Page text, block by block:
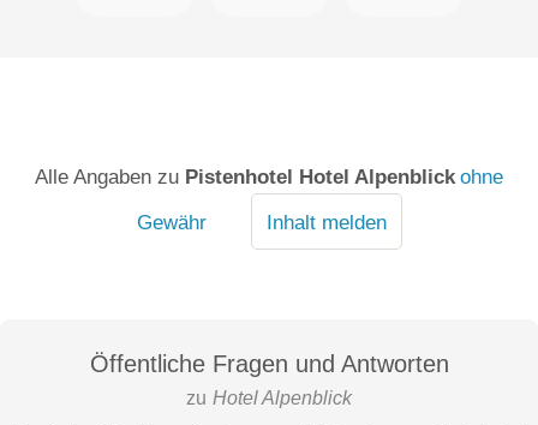
Alle Angaben zu Pistenhotel Hotel Alpenblick ohne
Gewähr
Inhalt melden
Öffentliche Fragen und Antworten
zu Hotel Alpenblick